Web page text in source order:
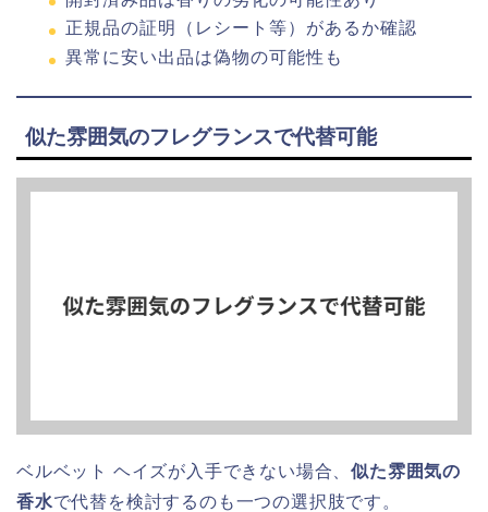
正規品の証明（レシート等）があるか確認
異常に安い出品は偽物の可能性も
似た雰囲気のフレグランスで代替可能
ベルベット ヘイズが入手できない場合、似た雰囲気の
香水で代替を検討するのも一つの選択肢です。